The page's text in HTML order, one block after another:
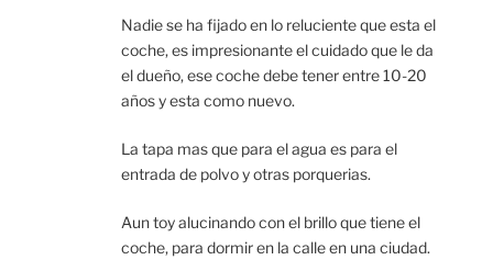
Nadie se ha fijado en lo reluciente que esta el
coche, es impresionante el cuidado que le da
el dueño, ese coche debe tener entre 10-20
años y esta como nuevo.
La tapa mas que para el agua es para el
entrada de polvo y otras porquerias.
Aun toy alucinando con el brillo que tiene el
coche, para dormir en la calle en una ciudad.